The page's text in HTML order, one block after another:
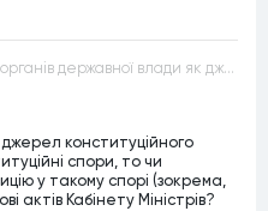
Акти Кабінету Міністрів та інших органів державної влади як джерела конституційного права
конституційного
спори, то чи
у такому спорі (зокрема,
актів Кабінету Міністрів?